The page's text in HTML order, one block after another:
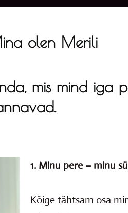
olen Merili
mis mind iga
1. Minu pere – minu
Kõige tähtsam osa